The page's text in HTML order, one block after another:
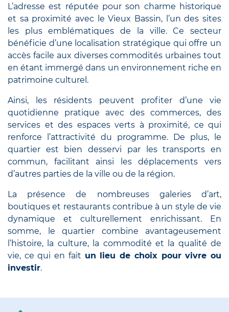
L’adresse est réputée pour son charme historique
et sa proximité avec le Vieux Bassin, l’un des sites
les plus emblématiques de la ville. Ce secteur
bénéficie d’une localisation stratégique qui offre un
accès facile aux diverses commodités urbaines tout
en étant immergé dans un environnement riche en
patrimoine culturel.
Ainsi, les résidents peuvent profiter d’une vie
quotidienne pratique avec des commerces, des
services et des espaces verts à proximité, ce qui
renforce l’attractivité du programme. De plus, le
quartier est bien desservi par les transports en
commun, facilitant ainsi les déplacements vers
d’autres parties de la ville ou de la région.
La présence de nombreuses galeries d’art,
boutiques et restaurants contribue à un style de vie
dynamique et culturellement enrichissant. En
somme, le quartier combine avantageusement
l’histoire, la culture, la commodité et la qualité de
vie, ce qui en fait un lieu de choix pour vivre ou
investir.